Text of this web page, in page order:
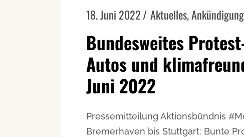
18. Juni 2022 Aktuelles,
Bundesweites
Autos und
Juni 2022
Pressemitteilung Aktionsbündnis
Bremerhaven bis Stuttgart: Bunte